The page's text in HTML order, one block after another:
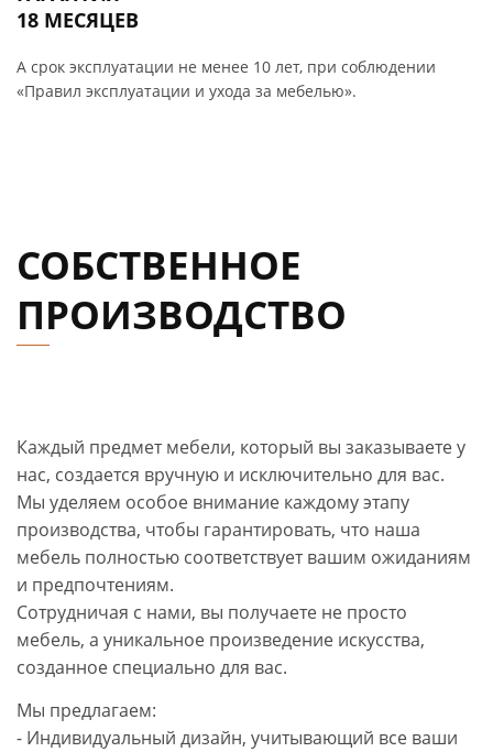
18 МЕСЯЦЕВ
А срок эксплуатации не менее 10 лет, при соблюдении
«Правил эксплуатации и ухода за мебелью».
СОБСТВЕННОЕ
ПРОИЗВОДСТВО
Каждый предмет мебели, который вы заказываете у
нас, создается вручную и исключительно для вас.
Мы уделяем особое внимание каждому этапу
производства, чтобы гарантировать, что наша
мебель полностью соответствует вашим ожиданиям
и предпочтениям.
Сотрудничая с нами, вы получаете не просто
мебель, а уникальное произведение искусства,
созданное специально для вас.
Мы предлагаем:
- Индивидуальный дизайн, учитывающий все ваши